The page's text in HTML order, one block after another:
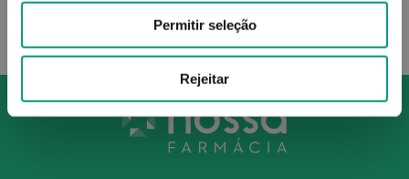
Permitir seleção
Rejeitar